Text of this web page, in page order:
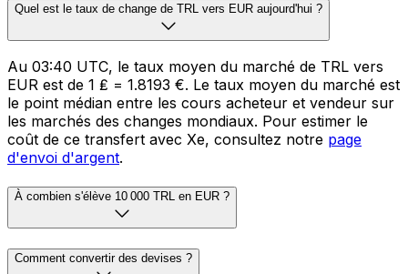
Quel est le taux de change de TRL vers EUR aujourd'hui ?
Au 03:40 UTC, le taux moyen du marché de TRL vers
EUR est de 1 ₤ = 1.8193 €. Le taux moyen du marché est
le point médian entre les cours acheteur et vendeur sur
les marchés des changes mondiaux. Pour estimer le
coût de ce transfert avec Xe, consultez notre page
d'envoi d'argent.
À combien s'élève 10 000 TRL en EUR ?
Comment convertir des devises ?